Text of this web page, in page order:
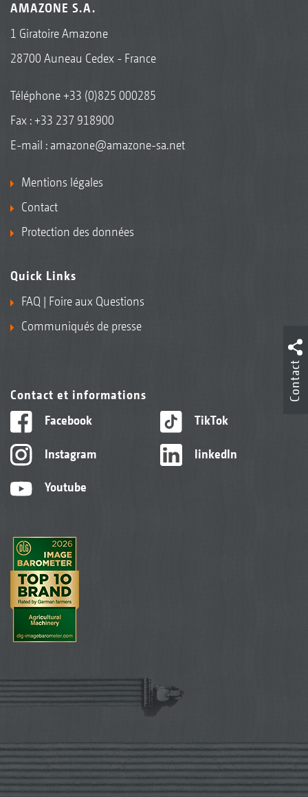
AMAZONE S.A.
1 Giratoire Amazone
28700 Auneau Cedex - France
Téléphone+33 (0)825 000285
Fax : +33 237 918900
E-mail : amazone@amazone-sa.net
Mentions légales
Contact
Protection des données
Quick Links
FAQ | Foire aux Questions
Communiqués de presse
Contact et informations
Facebook
Instagram
Youtube
TikTok
linkedIn
Contact